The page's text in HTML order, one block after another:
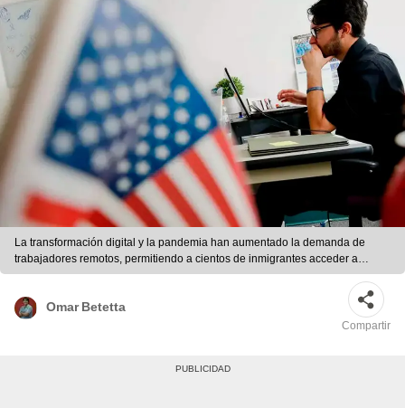
La transformación digital y la pandemia han aumentado la demanda de
trabajadores remotos, permitiendo a cientos de inmigrantes acceder a
empleos que antes eran difíciles de conseguir. Foto: IProfesional
Omar Betetta
Compartir